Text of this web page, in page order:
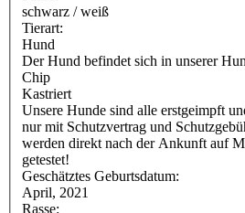
schwarz / weiß
Tierart:
Hund
Der Hund befindet sich in unserer
Chip
Kastriert
Unsere Hunde sind alle erstgeimpft
nur mit Schutzvertrag und
werden direkt nach der Ankunft auf
getestet!
Geschätztes Geburtsdatum:
April, 2021
Rasse: